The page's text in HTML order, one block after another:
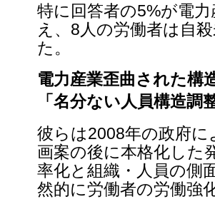
特に回答者の5%が電
え、8人の労働者は自
た。
電力産業歪曲された構
「名分ない人員構造調
彼らは2008年の政府に
画案の後に本格化した
率化と組織・人員の側
然的に労働者の労働強